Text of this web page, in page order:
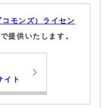
モンズ）ライセン
で提供いたします。
イト